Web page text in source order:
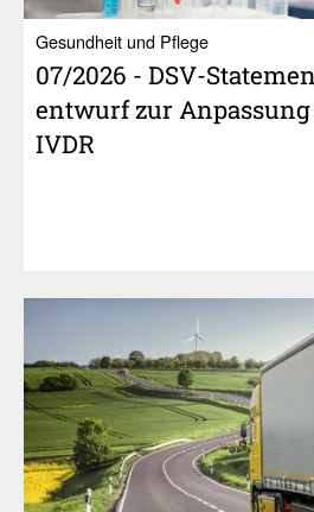
Gesundheit und Pflege
07/​2026 - DSV-
ent­wurf zur
IVDR